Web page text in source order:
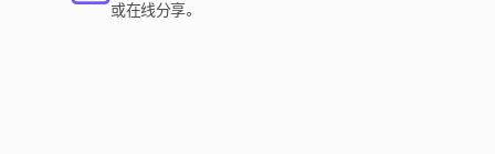
或在线分享。